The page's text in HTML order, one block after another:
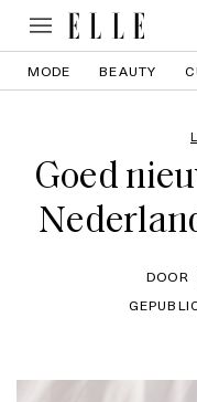
MODE BEAUTY
Goed
DOOR